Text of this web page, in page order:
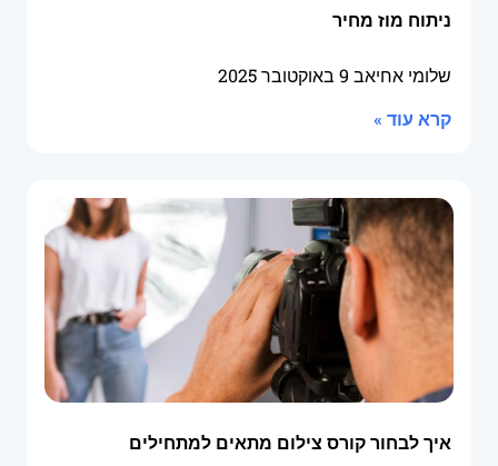
ניתוח מוז מחיר
שלומי אחיאב 9 באוקטובר 2025
קרא עוד »
איך לבחור קורס צילום מתאים למתחילים